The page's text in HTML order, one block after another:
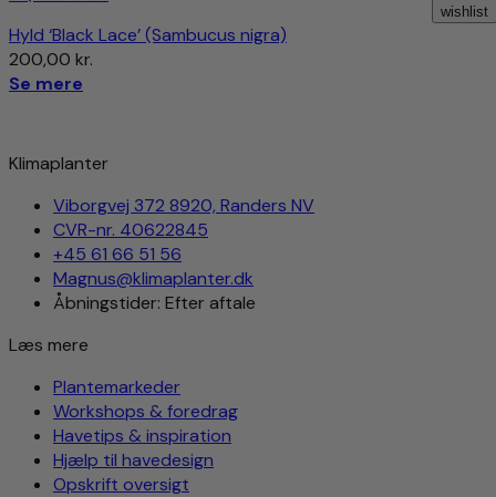
Smoothies og Juicer:
Bærrene kan blendes i smoothies
eller presses til juice for en sund og forfriskende drik.
Tørrede Bær:
næringsrig snack eller tilføjelse til müsli og bagværk.
lamarckii), og nyde dens skønhed og funktionalitet i haven
samt dens kulinariske muligheder i køkkenet
wishlist
Hyld ‘Black Lace’ (Sambucus nigra)
200,00 kr.
Se mere
Klimaplanter
Viborgvej 372 8920, Randers NV
CVR-nr. 40622845
+45 61 66 51 56
Magnus@klimaplanter.dk
Åbningstider: Efter aftale
Læs mere
Plantemarkeder
Workshops & foredrag
Havetips & inspiration
Hjælp til havedesign
Opskrift oversigt